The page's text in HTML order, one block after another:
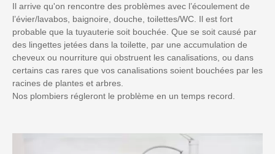
Il arrive qu'on rencontre des problèmes avec l’écoulement de
l’évier/lavabos, baignoire, douche, toilettes/WC. Il est fort
probable que la tuyauterie soit bouchée. Que se soit causé par
des lingettes jetées dans la toilette, par une accumulation de
cheveux ou nourriture qui obstruent les canalisations, ou dans
certains cas rares que vos canalisations soient bouchées par les
racines de plantes et arbres.
Nos plombiers régleront le problème en un temps record.